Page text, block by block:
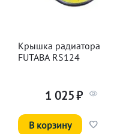
Крышка радиатора
FUTABA RS124
1 025₽
В корзину